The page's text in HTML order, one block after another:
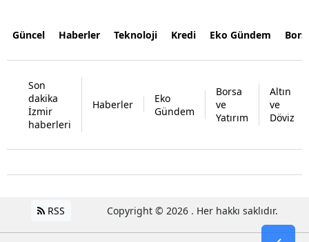
Güncel Haberler Teknoloji Kredi Eko Gündem
Son
dakika
İzmir
haberleri
Haberler
Eko
Gündem
Borsa
ve
Yatırım
Altın
ve
Döviz
RSS Copyright © 2026 . Her hakkı saklıdır.